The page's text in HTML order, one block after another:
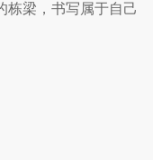
栋梁，书写属于自己